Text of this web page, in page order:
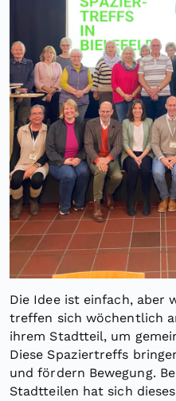
Die Idee ist einfach, aber
treffen sich wöchentlich
ihrem Stadtteil, um
Diese Spaziertreffs
und fördern Bewegung.
Stadtteilen hat sich